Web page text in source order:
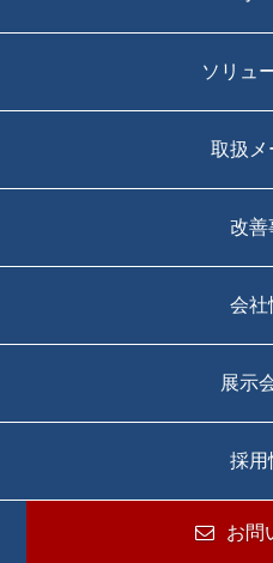
ソリュ
取扱メ
改善
会社
展示
採用
お問